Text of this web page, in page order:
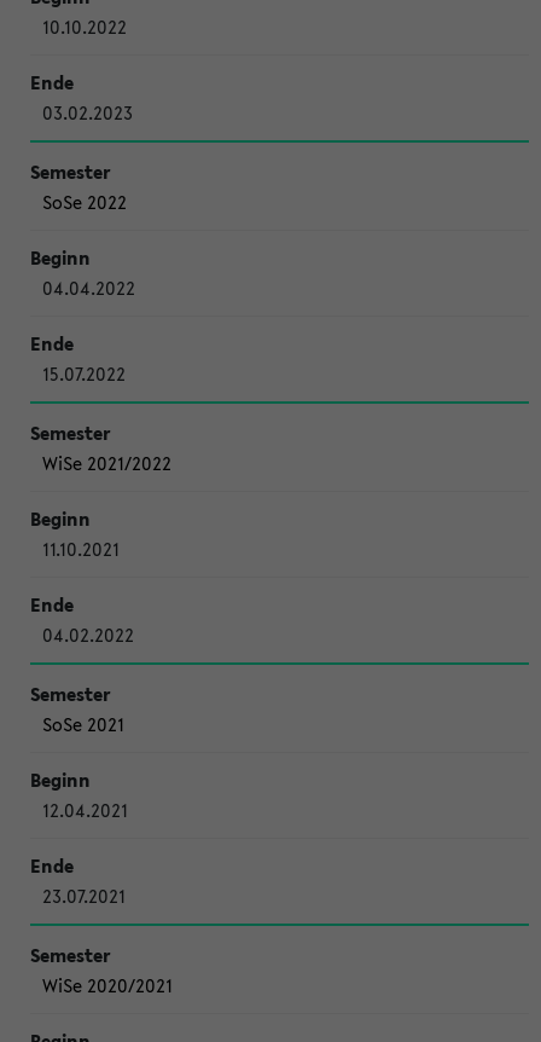
10.10.2022
03.02.2023
SoSe 2022
04.04.2022
15.07.2022
WiSe 2021/2022
11.10.2021
04.02.2022
SoSe 2021
12.04.2021
23.07.2021
WiSe 2020/2021